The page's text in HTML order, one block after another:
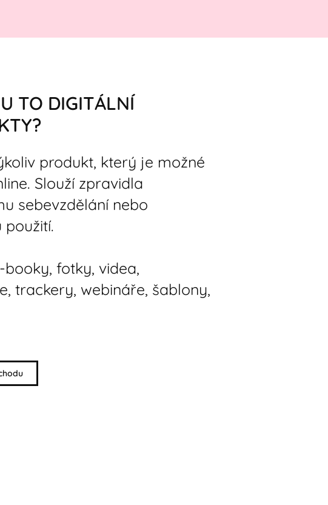
TO DIGITÁLNÍ
produkt, který je možné
Slouží zpravidla
sebevzdělání nebo
použití.
booky, fotky, videa,
trackery, webináře, šablony,